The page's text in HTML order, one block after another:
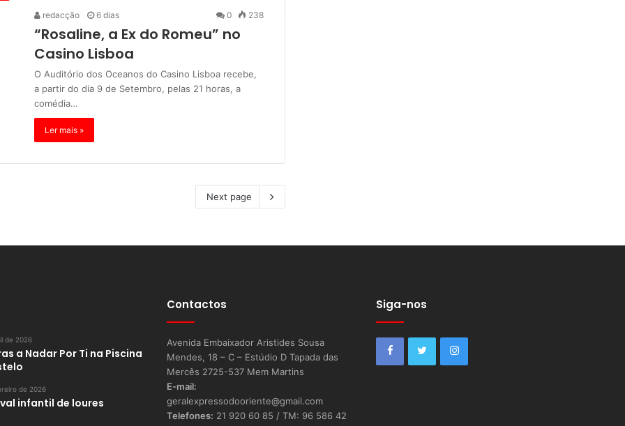
redacção 6 dias 0 238
“Rosaline, a Ex do Romeu” no
Casino Lisboa
O Auditório dos Oceanos do Casino Lisboa recebe,
a partir do dia 9 de Setembro, pelas 21 horas, a
comédia…
Ler mais »
Next page
de 2026
a Nadar Por Ti na Piscina
de 2026
infantil de loures
Contactos
Avenida Embaixador Aristides Sousa
Mendes, 18 – C – Estúdio D Tapada das
Mercês 2725-537 Mem Martins
E-mail:
geralexpressodooriente@gmail.com
Telefones: 21 920 60 85 / TM: 96 586 42
Siga-nos